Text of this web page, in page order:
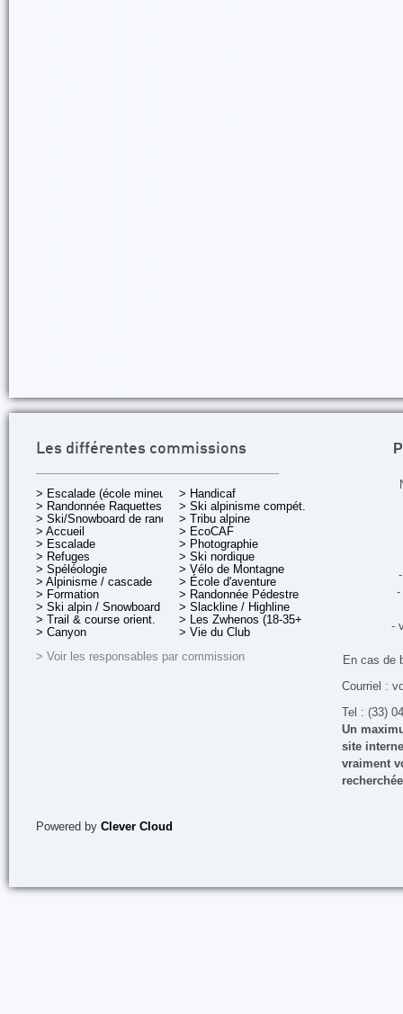
Les différentes commissions
> Escalade (école mineurs)
> Randonnée Raquettes
> Ski/Snowboard de rando.
> Accueil
> Escalade
> Refuges
> Spéléologie
> Alpinisme / cascade
> Formation
> Ski alpin / Snowboard
> Trail & course orient.
> Canyon
> Handicaf
> Ski alpinisme compét.
> Tribu alpine
> EcoCAF
> Photographie
> Ski nordique
> Vélo de Montagne
> École d'aventure
> Randonnée Pédestre
> Slackline / Highline
> Les Zwhenos (18-35+ ans)
> Vie du Club
> Voir les responsables par commission
-
-
En cas de
Courriel :
Tel : (33)
Un
site
vraiment
Powered by Clever Cloud